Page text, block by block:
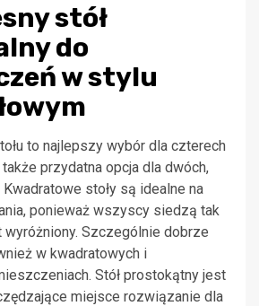
stół
do
w stylu
to najlepszy wybór dla czterech
przydatna opcja dla dwóch,
stoły są idealne na
ponieważ wszyscy siedzą tak
wyróżniony. Szczególnie dobrze
w kwadratowych i
Stół prostokątny jest
miejsce rozwiązanie dla